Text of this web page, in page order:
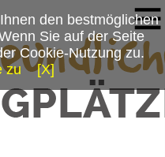
den bestmöglichen
Sie auf der Seite
Cookie-Nutzung zu.
zu
[X]